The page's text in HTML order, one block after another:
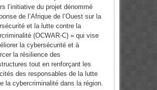
l’initiative du projet dénommé
de l’Afrique de l’Ouest sur la
et la lutte contre la
(OCWAR-C) » qui vise
la cybersécurité et à
la résilience des
tout en renforçant les
des responsables de la lutte
la cybercriminalité dans la région.